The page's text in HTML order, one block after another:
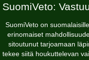
SuomiVeto:
SuomiVeto on
erinomaiset
sitoutunut tarjoamaan
tekee siitä houkuttelevan